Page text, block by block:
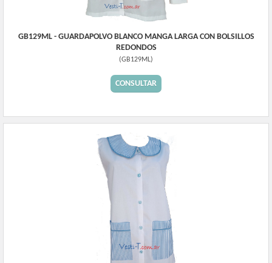
GB129ML - GUARDAPOLVO BLANCO MANGA LARGA CON BOLSILLOS
REDONDOS
(GB129ML)
CONSULTAR